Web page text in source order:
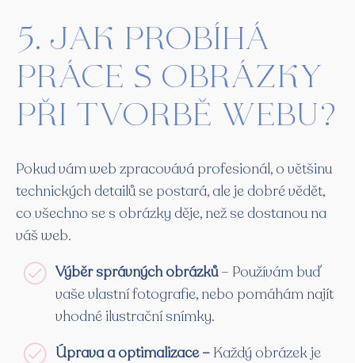
5. Jak probíhá
práce s obrázky
při tvorbě webu?
Pokud vám web zpracovává profesionál, o většinu
technických detailů se postará, ale je dobré vědět,
co všechno se s obrázky děje, než se dostanou na
váš web.
Výběr správných obrázků– Používám buď
vaše vlastní fotografie, nebo pomáhám najít
vhodné ilustrační snímky.
Úprava a optimalizace – Každý obrázek je